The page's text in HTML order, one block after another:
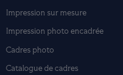
Impression sur mesure
Impression photo encadrée
Cadres photo
Catalogue de cadres